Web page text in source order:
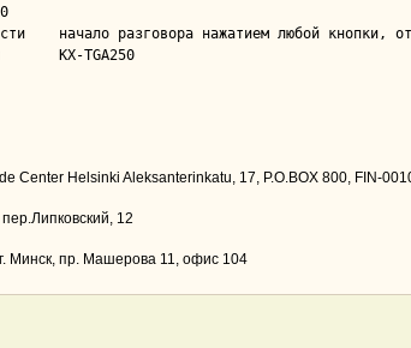
с базы
Тип дополнительной трубки	KX-TGA250
Center Helsinki Aleksanterinkatu, 17, P.O.BOX 800, FIN-
12
Минск, пр. Машерова 11, офис 104